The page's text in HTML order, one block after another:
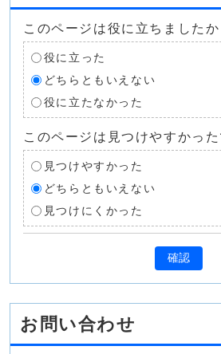
このページは役に立ちましたか
役に立った
どちらともいえない
役に立たなかった
このページは見つけやすかった
見つけやすかった
どちらともいえない
見つけにくかった
確認
お問い合わせ